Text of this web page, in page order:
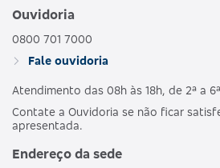
Ouvidoria
0800 701 7000
Fale ouvidoria
Atendimento das 08h às 18h, de 2ª a
Contate a Ouvidoria se não ficar
apresentada.
Endereço da sede